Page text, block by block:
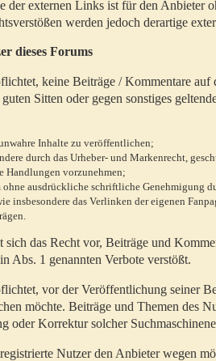
der externen Links ist für den Anbieter
werden jedoch derartige
dieses Forums
keine Beiträge / Kommentare
Sitten oder gegen sonstiges
Inhalte zu veröffentlichen;
durch das Urheber- und Markenrecht,
Handlungen vorzunehmen;
ohne ausdrückliche schriftliche Genehmigung
insbesondere das Verlinken der eigenen
das Recht vor, Beiträge und
Abs. 1 genannten Verbote verstößt.
vor der Veröffentlichung seiner
möchte. Beiträge und Themen des
oder Korrektur solcher
Nutzer den Anbieter wegen